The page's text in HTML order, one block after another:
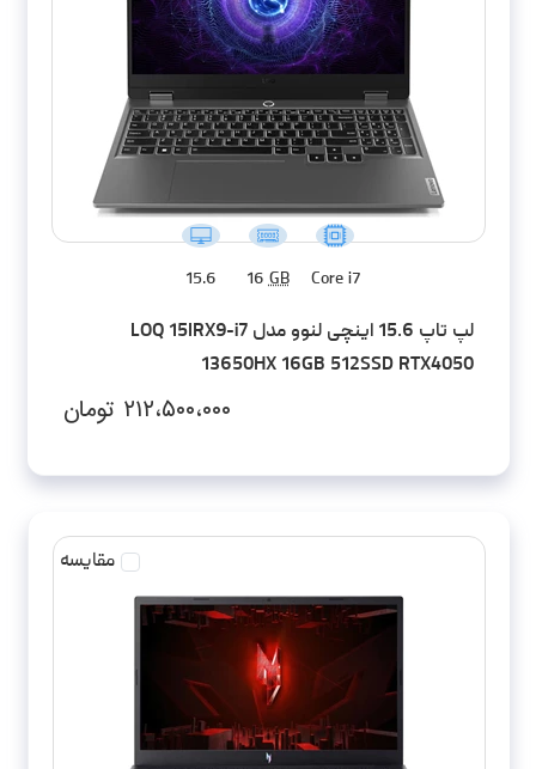
Core i7
16 GB
15.6
لپ تاپ 15.6 اینچی لنوو مدل LOQ 15IRX9-i7
13650HX 16GB 512SSD RTX4050
۲۱۲،۵۰۰،۰۰۰ تومان
مقایسه